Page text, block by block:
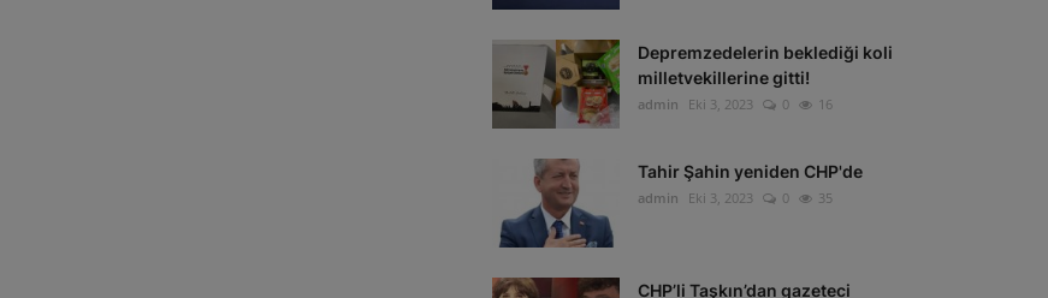
Depremzedelerin beklediği koli
milletvekillerine gitti!
admin Eki 3, 2023 0 16
Tahir Şahin yeniden CHP'de
admin Eki 3, 2023 0 35
CHP’li Taşkın’dan gazeteci